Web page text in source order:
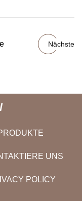
Nächste
UNS
POLICY